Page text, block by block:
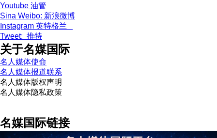
Youtube 油管
Sina Weibo: 新浪微博
Instagram 英特格兰
Tweet: 推特
关于名媒国际
名人媒体使命
名人媒体报道联系
名人媒体版权声明
名人媒体隐私政策
名媒国际链接